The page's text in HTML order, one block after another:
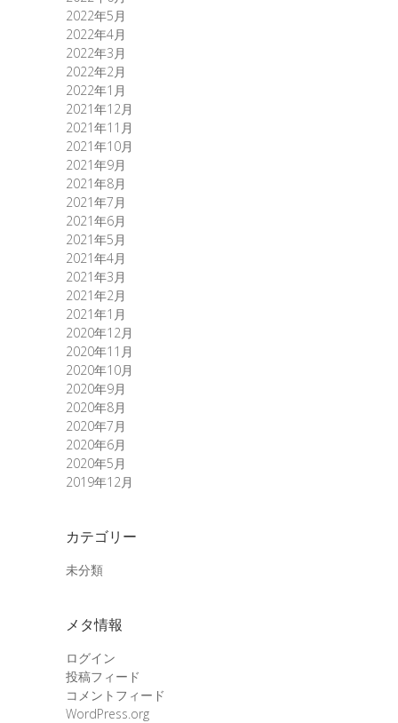
2022年5月
2022年4月
2022年3月
2022年2月
2022年1月
2021年12月
2021年11月
2021年10月
2021年9月
2021年8月
2021年7月
2021年6月
2021年5月
2021年4月
2021年3月
2021年2月
2021年1月
2020年12月
2020年11月
2020年10月
2020年9月
2020年8月
2020年7月
2020年6月
2020年5月
2019年12月
カテゴリー
未分類
メタ情報
ログイン
投稿フィード
コメントフィード
WordPress.org